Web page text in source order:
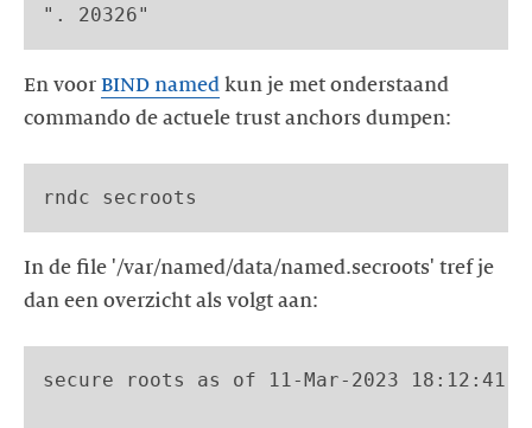
". 20326"
En voor BIND named kun je met onderstaand
commando de actuele trust anchors dumpen:
rndc secroots
In de file '/var/named/data/named.secroots' tref je
dan een overzicht als volgt aan:
secure roots as of 11-Mar-2023